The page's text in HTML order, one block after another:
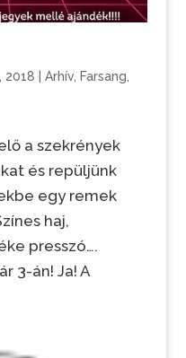
2018 | Arhív, Farsang
a szekrények
és repüljünk
egy remek
haj,
presszó….
3-án! Ja! A